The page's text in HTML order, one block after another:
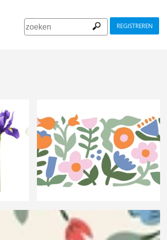
REGISTREREN